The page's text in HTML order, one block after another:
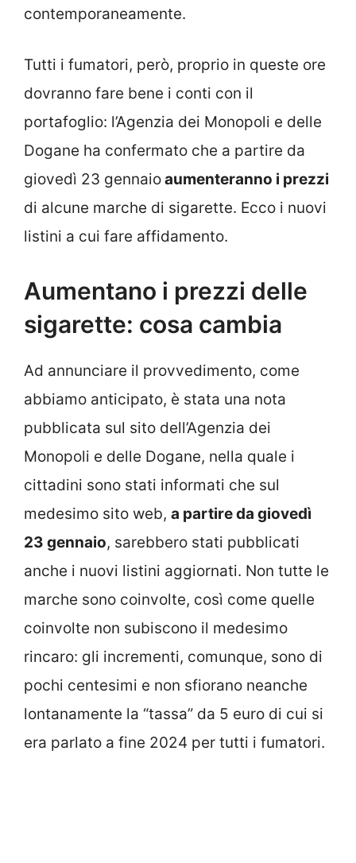
contemporaneamente.
Tutti i fumatori, però, proprio in queste ore
dovranno fare bene i conti con il
portafoglio: l’Agenzia dei Monopoli e delle
Dogane ha confermato che a partire da
giovedì 23 gennaioaumenteranno i prezzi
di alcune marche di sigarette. Ecco i nuovi
listini a cui fare affidamento.
Aumentano i prezzi delle
sigarette: cosa cambia
Ad annunciare il provvedimento, come
abbiamo anticipato, è stata una nota
pubblicata sul sito dell’Agenzia dei
Monopoli e delle Dogane, nella quale i
cittadini sono stati informati che sul
medesimo sito web, a partire da giovedì
23 gennaio, sarebbero stati pubblicati
anche i nuovi listini aggiornati. Non tutte le
marche sono coinvolte, così come quelle
coinvolte non subiscono il medesimo
rincaro: gli incrementi, comunque, sono di
pochi centesimi e non sfiorano neanche
lontanamente la “tassa” da 5 euro di cui si
era parlato a fine 2024 per tutti i fumatori.